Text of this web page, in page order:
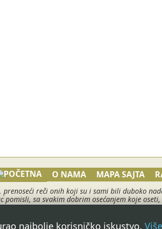
O NAMA MAPA SAJTA
reči onih koji su i sami bili duboko
pomisli, sa svakim dobrim osećanjem koje
svi želimo i što nam svima treba. O muzici
- 2017 ©Biseri mudrosti. Sva prava
najbolje korisničko iskustvo. Više